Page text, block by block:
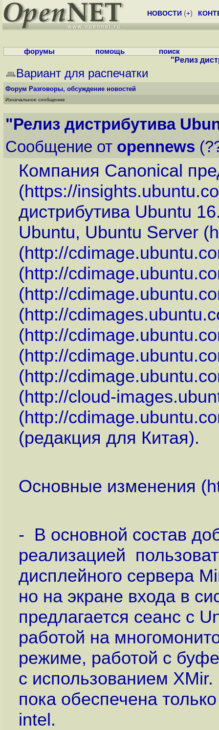
НОВОСТИ (+)
форумы помощь поиск
"Релиз
Вариант для распечатки
Форум Разговоры, обсуждение новостей
Изначальное сообщение
"Релиз дистрибутива
Сообщение от opennews
Компания Canonical
(https://
дистрибутива Ubuntu
Ubuntu, Ubuntu Server (
(http://
(http://
(http://
(http://
(http://
(http://
(http://
(http://cloud-
(http://
(редакция для Китая).
Основные изменения (
- В основной состав
реализацией
дисплейного сервера
но на экране входа в
предлагается сеанс с
работой на
режиме, работой с
с использованием
пока обеспечена
intel.